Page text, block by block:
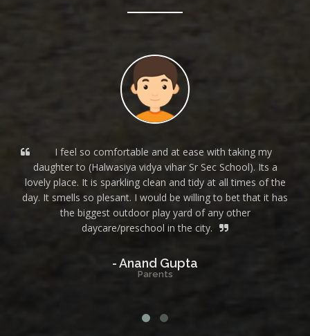
TEEJ CELEBRATION
SCIENCE SEMINAR
Youth Parliament
I feel so comfortable and at ease with taking my
daughter to (Halwasiya vidya vihar Sr Sec School). Its a
lovely place. It is sparkling clean and tidy at all times of the
day. It smells so plesant. I would be willing to bet that it has
the biggest outdoor play yard of any other
daycare/preschool in the city.
- Anand Gupta
Parents